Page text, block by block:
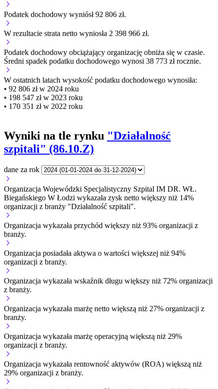
Podatek dochodowy wyniósł 92 806 zł.
W rezultacie strata netto wyniosła 2 398 966 zł.
Podatek dochodowy obciążający organizację obniża się w czasie.
Średni spadek podatku dochodowego wynosi 38 773 zł rocznie.
W ostatnich latach wysokość podatku dochodowego wynosiła:
• 92 806 zł w 2024 roku
• 198 547 zł w 2023 roku
• 170 351 zł w 2022 roku
Wyniki na tle rynku "Działalność
szpitali" (86.10.Z)
dane za rok
Organizacja Wojewódzki Specjalistyczny Szpital IM DR. WŁ.
Biegańskiego W Łodzi wykazała zysk netto większy niż 14%
organizacji z branży "Działalność szpitali".
Organizacja wykazała przychód większy niż 93% organizacji z
branży.
Organizacja posiadała aktywa o wartości większej niż 94%
organizacji z branży.
Organizacja wykazała wskaźnik długu większy niż 72% organizacji
z branży.
Organizacja wykazała marżę netto większą niż 27% organizacji z
branży.
Organizacja wykazała marżę operacyjną większą niż 29%
organizacji z branży.
Organizacja wykazała rentowność aktywów (ROA) większą niż
29% organizacji z branży.